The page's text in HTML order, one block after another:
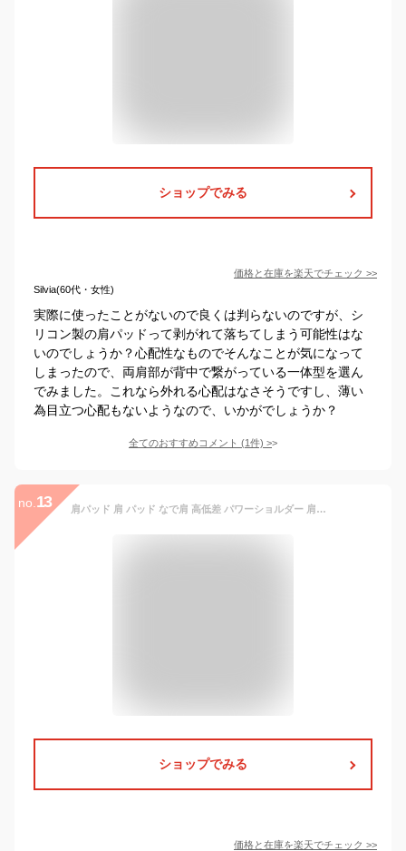
ショップでみる
価格と在庫を楽天でチェック >>
Silvia(60代・女性)
実際に使ったことがないので良くは判らないのですが、シ
リコン製の肩パッドって剥がれて落ちてしまう可能性はな
いのでしょうか？心配性なものでそんなことが気になって
しまったので、両肩部が背中で繋がっている一体型を選ん
でみました。これなら外れる心配はなさそうですし、薄い
為目立つ心配もないようなので、いかがでしょうか？
全てのおすすめコメント (1件) >
no. 13 肩パッド 肩 パッド なで肩 高低差 パワーショルダー 肩対策肩パット シリコン スーツ ドレス ジャケット 着物 和装 シースルー 粘着 男女兼用 送料無料 メール便
ショップでみる
価格と在庫を楽天でチェック >>